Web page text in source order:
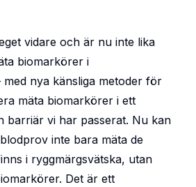
vidare och är nu inte lika
biomarkörer i
med nya känsliga metoder för
mäta biomarkörer i ett
barriär vi har passerat. Nu kan
inte bara mäta de
i ryggmärgsvätska, utan
Det är ett